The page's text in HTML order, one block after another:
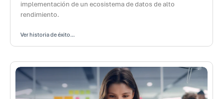
implementación de un ecosistema de datos de alto
rendimiento.
Ver historia de éxito...